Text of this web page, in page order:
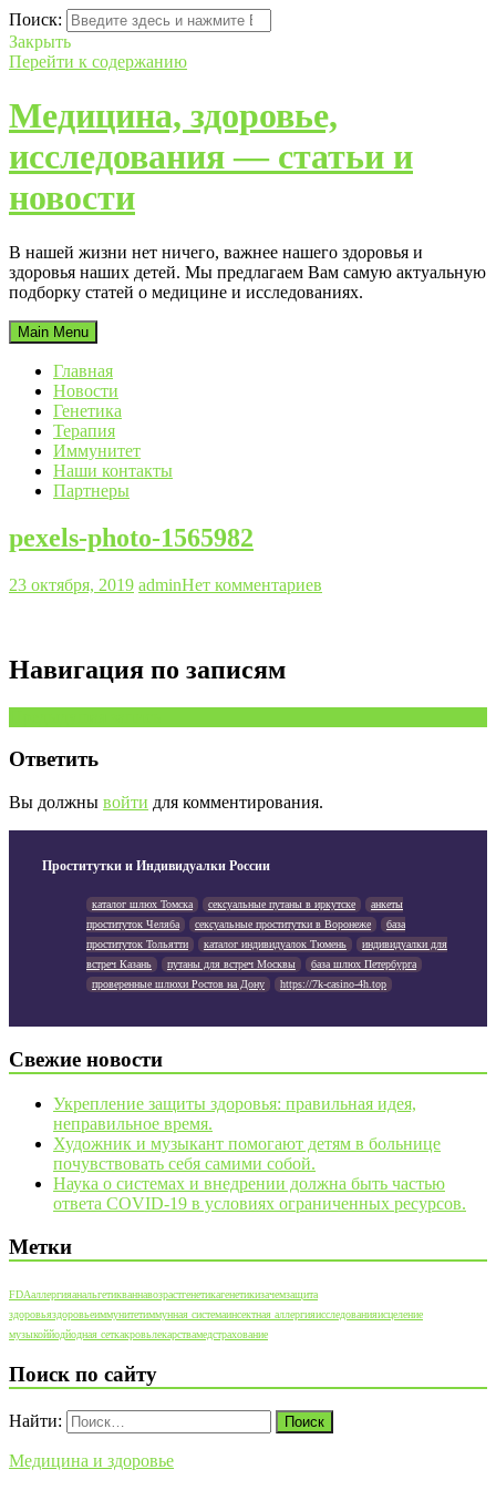
Поиск:
Закрыть
Перейти к содержанию
Медицина, здоровье,
исследования — статьи и
новости
В нашей жизни нет ничего, важнее нашего здоровья и
здоровья наших детей. Мы предлагаем Вам самую актуальную
подборку статей о медицине и исследованиях.
Main Menu
Главная
Новости
Генетика
Терапия
Иммунитет
Наши контакты
Партнеры
pexels-photo-1565982
23 октября, 2019 adminНет комментариев
Навигация по записям
Ответить
Вы должны войти для комментирования.
Проститутки и Индивидуалки России
каталог шлюх Томска сексуальные путаны в иркутске
анкеты
проституток Челяба
сексуальные проститутки в Воронеже
база
проституток Тольятти
каталог индивидуалок Тюмень
индивидуалки для
встреч Казань
путаны для встреч Москвы
база шлюх Петербурга
проверенные шлюхи Ростов на Дону
https://7k-casino-4h.top
Свежие новости
Укрепление защиты здоровья: правильная идея,
неправильное время.
Художник и музыкант помогают детям в больнице
почувствовать себя самими собой.
Наука о системах и внедрении должна быть частью
ответа COVID-19 в условиях ограниченных ресурсов.
Метки
FDAаллергияанальгетикваннавозрастгенетикагенетикизачемзащита
здоровьяздоровьеиммунитетиммунная системаинсектная аллергияисследованияисцеление
музыкоййодйодная сеткакровьлекарствамедстрахование
Поиск по сайту
Найти:
Медицина и здоровье